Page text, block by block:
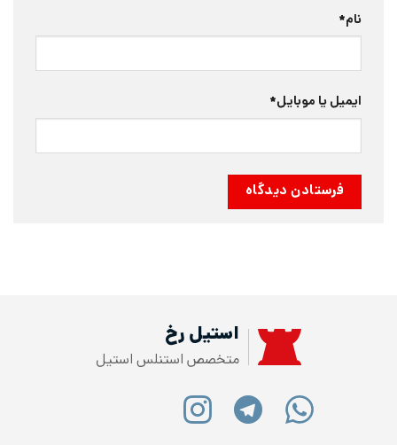
نام*
ایمیل یا موبایل*
استیل رخ
متخصص استنلس استیل